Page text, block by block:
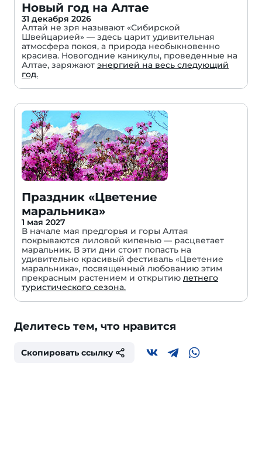
Новый год на Алтае
31 декабря 2026
Алтай не зря называют «Сибирской
Швейцарией» — здесь царит удивительная
атмосфера покоя, а природа необыкновенно
красива. Новогодние каникулы, проведенные на
Алтае, заряжают энергией на весь следующий
год.
Праздник «Цветение
маральника»
1 мая 2027
В начале мая предгорья и горы Алтая
покрываются лиловой кипенью — расцветает
маральник. В эти дни стоит попасть на
удивительно красивый фестиваль «Цветение
маральника», посвященный любованию этим
прекрасным растением и открытию летнего
туристического сезона.
Делитесь тем, что нравится
Скопировать ссылку